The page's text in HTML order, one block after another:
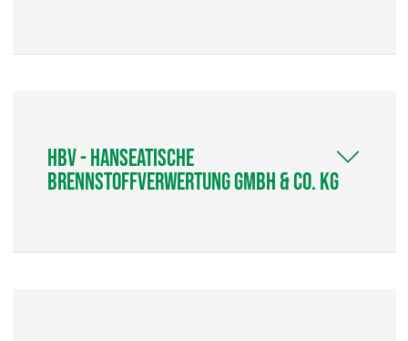
HBV - Hanseatische
Brennstoffverwertung GmbH & Co. KG